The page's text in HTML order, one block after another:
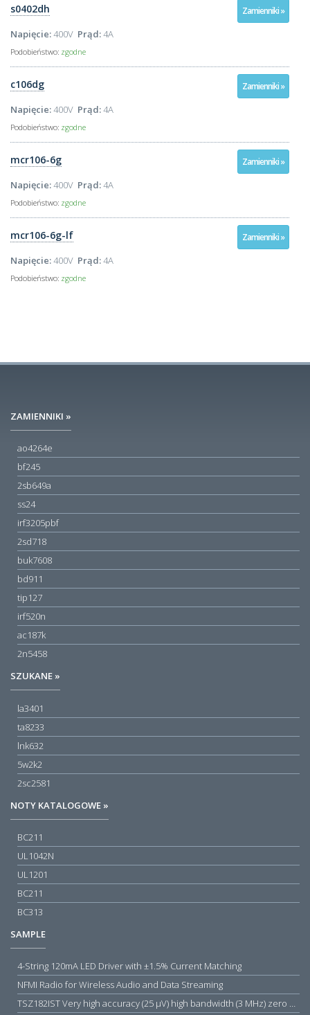
Zamienniki »
s0402dh
Napięcie:400V Prąd:4A
Podobieństwo: zgodne
Zamienniki »
c106dg
Napięcie:400V Prąd:4A
Podobieństwo: zgodne
Zamienniki »
mcr106-6g
Napięcie:400V Prąd:4A
Podobieństwo: zgodne
Zamienniki »
mcr106-6g-lf
Napięcie:400V Prąd:4A
Podobieństwo: zgodne
ZAMIENNIKI »
ao4264e
bf245
2sb649a
ss24
irf3205pbf
2sd718
buk7608
bd911
tip127
irf520n
ac187k
2n5458
SZUKANE »
la3401
ta8233
lnk632
5w2k2
2sc2581
NOTY KATALOGOWE »
BC211
UL1042N
UL1201
BC211
BC313
SAMPLE
4-String 120mA LED Driver with ±1.5% Current Matching
NFMI Radio for Wireless Audio and Data Streaming
TSZ182IST Very high accuracy (25 µV) high bandwidth (3 MHz) zero drift 5 V operational amplifiers